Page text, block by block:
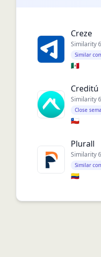
Creze
Similarity
Similar
🇲🇽
Creditú
Similarity
Close
🇨🇱
Plurall
Similarity
Similar
🇨🇴